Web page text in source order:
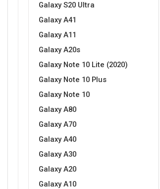
Galaxy S20 Ultra
Galaxy A41
Galaxy A11
Galaxy A20s
Galaxy Note 10 Lite (2020)
Galaxy Note 10 Plus
Galaxy Note 10
Galaxy A80
Galaxy A70
Galaxy A40
Galaxy A30
Galaxy A20
Galaxy A10